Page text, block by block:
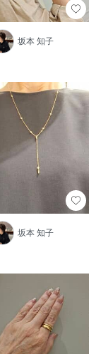
坂本 知子
坂本 知子